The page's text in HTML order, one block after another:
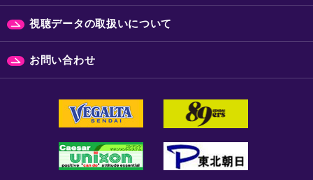
視聴データの取扱いについて
お問い合わせ